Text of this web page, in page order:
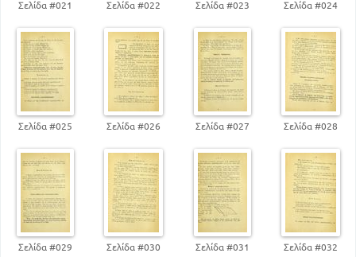
Σελίδα #021 Σελίδα #022 Σελίδα #023 Σελίδα #024
Σελίδα #025 Σελίδα #026 Σελίδα #027 Σελίδα #028
Σελίδα #029 Σελίδα #030 Σελίδα #031 Σελίδα #032